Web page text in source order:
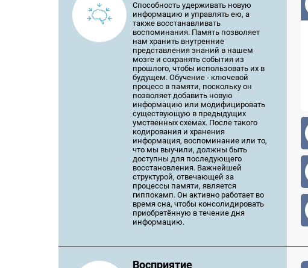
Способность удерживать новую
информацию и управлять ею, а
также восстанавливать
воспоминания. Память позволяет
нам хранить внутренние
представления знаний в нашем
мозге и сохранять события из
прошлого, чтобы использовать их в
будущем. Обучение - ключевой
процесс в памяти, поскольку он
позволяет добавить новую
информацию или модифицировать
существующую в предыдущих
умственных схемах. После такого
кодирования и хранения
информация, воспоминание или то,
что мы выучили, должны быть
доступны для последующего
восстановления. Важнейшей
структурой, отвечающей за
процессы памяти, является
гиппокамп. Он активно работает во
время сна, чтобы консолидировать
приобретённую в течение дня
информацию.
Восприятие